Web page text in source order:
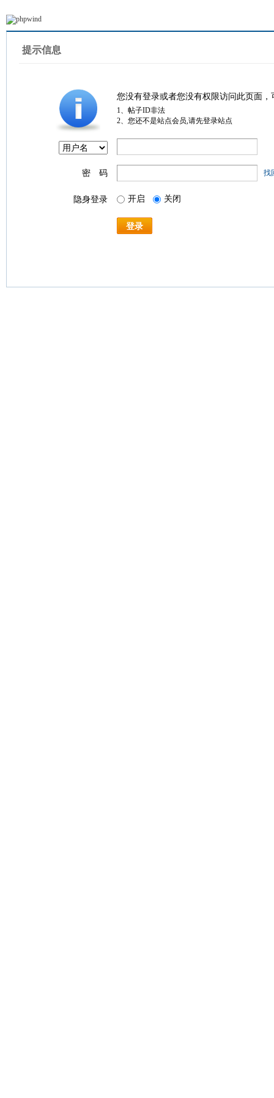
提示信息
您没有登录或者您没有权限访问此页面
1、帖子ID非法
2、您还不是站点会员,请先登录站点
密 码 找
隐身登录 开启 关闭
登录